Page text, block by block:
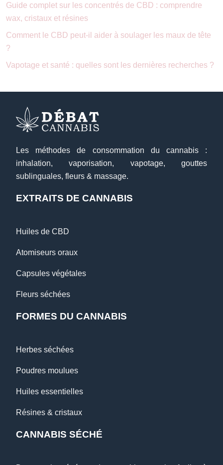
Guide complet sur les concentrés de CBD : comprendre
wax, cristaux et résines
Comment le CBD peut-il aider à soulager les maux de tête
?
Vapotage et santé : quelles sont les dernières recherches ?
Les méthodes de consommation du cannabis :
inhalation, vaporisation, vapotage, gouttes
sublinguales, fleurs & massage.
EXTRAITS DE CANNABIS
Huiles de CBD
Atomiseurs oraux
Capsules végétales
Fleurs séchées
FORMES DU CANNABIS
Herbes séchées
Poudres moulues
Huiles essentielles
Résines & cristaux
CANNABIS SÉCHÉ